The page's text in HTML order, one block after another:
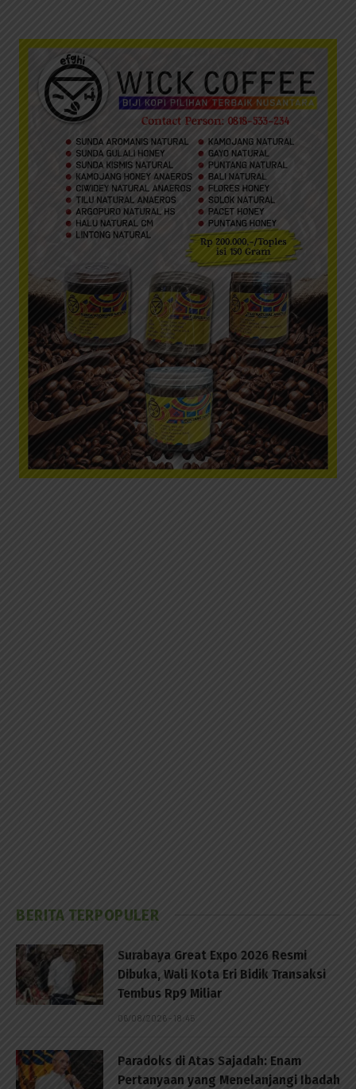
BERITA TERPOPULER
Surabaya Great Expo 2026 Resmi
Dibuka, Wali Kota Eri Bidik Transaksi
Tembus Rp9 Miliar
06/08/2026 - 18:45
Paradoks di Atas Sajadah: Enam
Pertanyaan yang Menelanjangi Ibadah